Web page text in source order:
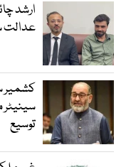
ارشد
عدالت
کشمیر
توسیع